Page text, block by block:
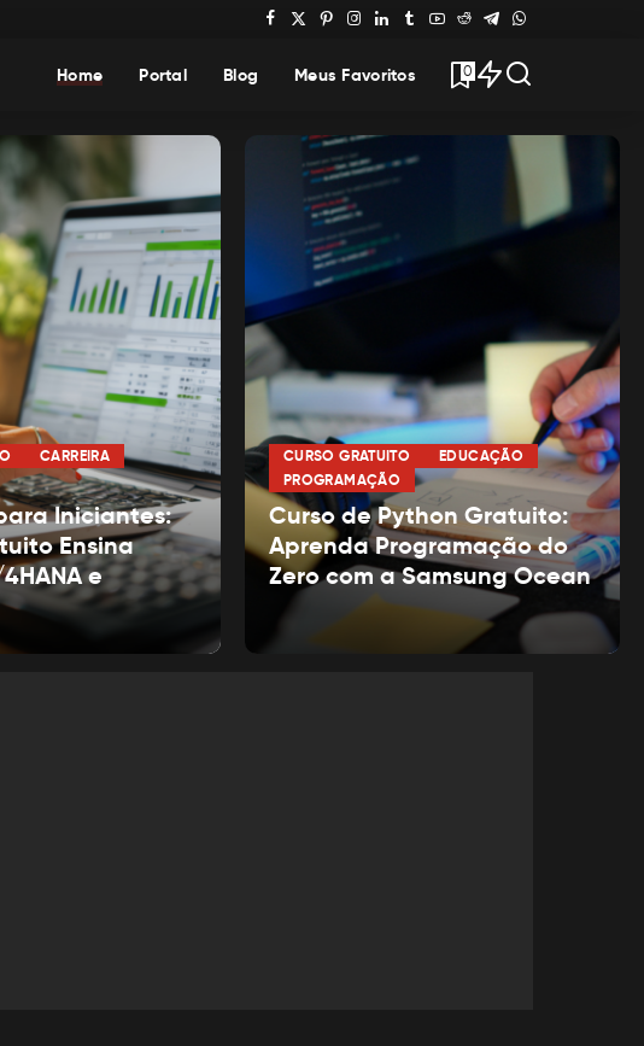
Home Portal Blog Meus Favoritos 0
CARREIRA
Iniciantes:
Ensina
e
CURSO GRATUITO
EDUCAÇÃO
PROGRAMAÇÃO
Curso de Python Gratuito:
Aprenda Programação do
Zero com a Samsung Ocean